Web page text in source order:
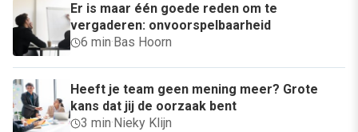
Er is maar één goede reden om te
vergaderen: onvoorspelbaarheid
6 min· Bas Hoorn
Heeft je team geen mening meer? Grote
kans dat jij de oorzaak bent
3 min· Nieky Klijn